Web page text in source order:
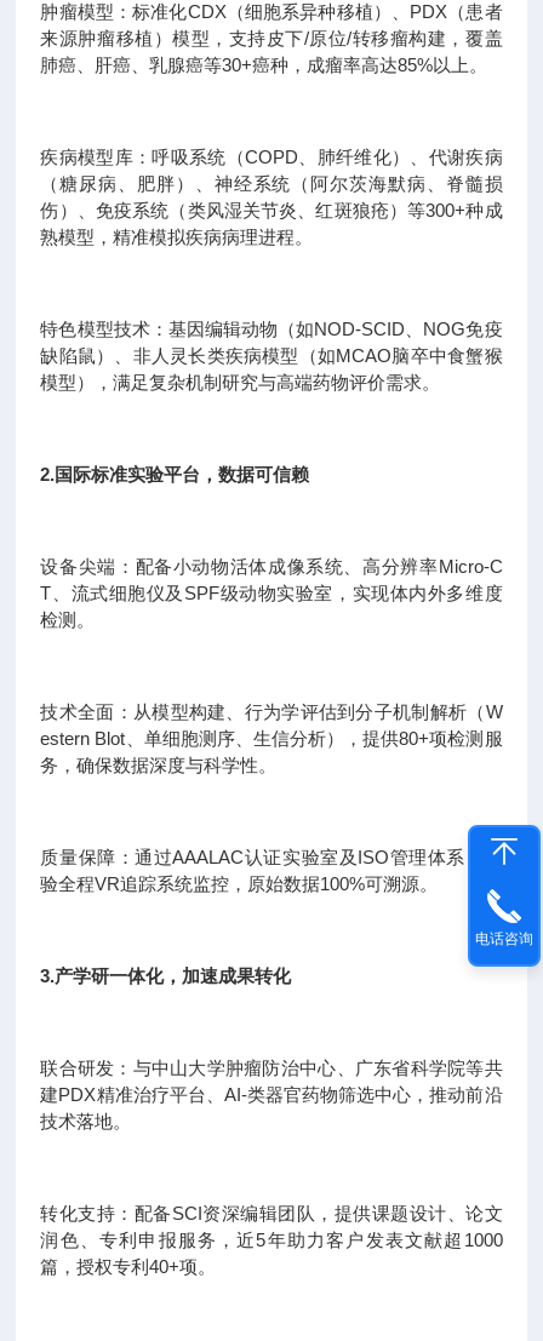
肿瘤模型：标准化CDX（细胞系异种移植）、PDX（患者
来源肿瘤移植）模型，支持皮下/原位/转移瘤构建，覆盖
肺癌、肝癌、乳腺癌等30+癌种，成瘤率高达85%以上。
疾病模型库：呼吸系统（COPD、肺纤维化）、代谢疾病
（糖尿病、肥胖）、神经系统（阿尔茨海默病、脊髓损
伤）、免疫系统（类风湿关节炎、红斑狼疮）等300+种成
熟模型，精准模拟疾病病理进程。
特色模型技术：基因编辑动物（如NOD-SCID、NOG免疫
缺陷鼠）、非人灵长类疾病模型（如MCAO脑卒中食蟹猴
模型），满足复杂机制研究与高端药物评价需求。
2.国际标准实验平台，数据可信赖
设备尖端：配备小动物活体成像系统、高分辨率Micro-C
T、流式细胞仪及SPF级动物实验室，实现体内外多维度
检测。
技术全面：从模型构建、行为学评估到分子机制解析（W
estern Blot、单细胞测序、生信分析），提供80+项检测服
务，确保数据深度与科学性。
质量保障：通过AAALAC认证实验室及ISO管理体系，实
验全程VR追踪系统监控，原始数据100%可溯源。
3.产学研一体化，加速成果转化
联合研发：与中山大学肿瘤防治中心、广东省科学院等共
建PDX精准治疗平台、AI-类器官药物筛选中心，推动前沿
技术落地。
转化支持：配备SCI资深编辑团队，提供课题设计、论文
润色、专利申报服务，近5年助力客户发表文献超1000
篇，授权专利40+项。
电话咨询